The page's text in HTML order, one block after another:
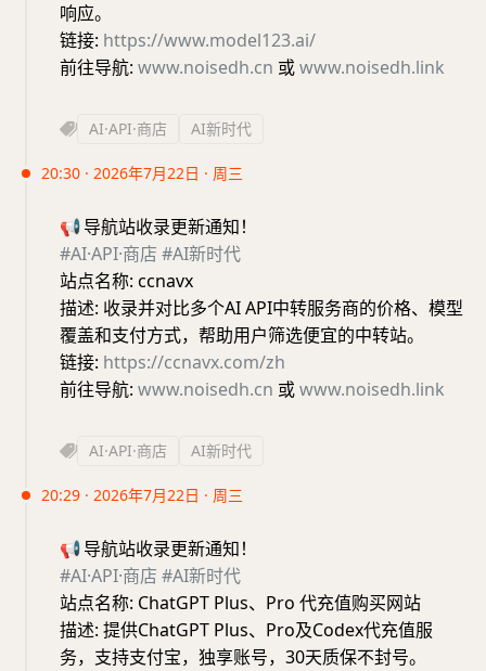
响应。
链接: https://www.model123.ai/
前往导航: www.noisedh.cn 或www.noisedh.link
AI·API·商店 AI新时代
20:30 · 2026年7月22日 · 周三
📢导航站收录更新通知！
#AI·API·商店 #AI新时代
站点名称: ccnavx
描述: 收录并对比多个AI API中转服务商的价格、模型
覆盖和支付方式，帮助用户筛选便宜的中转站。
链接: https://ccnavx.com/zh
前往导航: www.noisedh.cn 或www.noisedh.link
AI·API·商店 AI新时代
20:29 · 2026年7月22日 · 周三
📢导航站收录更新通知！
#AI·API·商店 #AI新时代
站点名称: ChatGPT Plus、Pro 代充值购买网站
描述: 提供ChatGPT Plus、Pro及Codex代充值服
务，支持支付宝，独享账号，30天质保不封号。